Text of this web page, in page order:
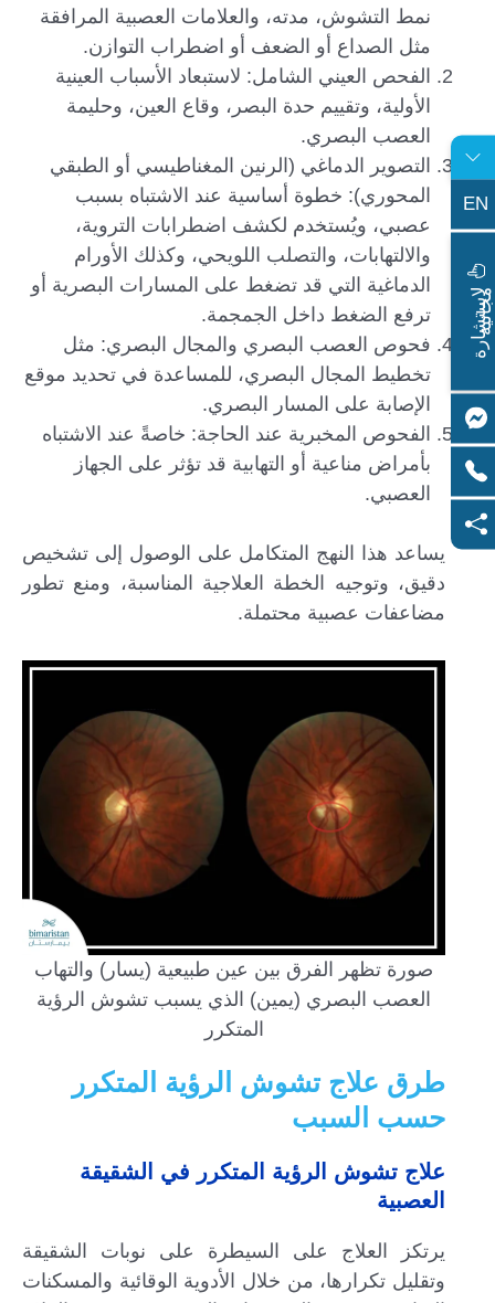
نمط التشوش، مدته، والعلامات العصبية المرافقة
مثل الصداع أو الضعف أو اضطراب التوازن.
الفحص العيني الشامل: لاستبعاد الأسباب العينية
الأولية، وتقييم حدة البصر، وقاع العين، وحليمة
العصب البصري.
التصوير الدماغي (الرنين المغناطيسي أو الطبقي
المحوري): خطوة أساسية عند الاشتباه بسبب
عصبي، ويُستخدم لكشف اضطرابات التروية،
والالتهابات، والتصلب اللويحي، وكذلك الأورام
الدماغية التي قد تضغط على المسارات البصرية أو
ترفع الضغط داخل الجمجمة.
فحوص العصب البصري والمجال البصري: مثل
تخطيط المجال البصري، للمساعدة في تحديد موقع
الإصابة على المسار البصري.
الفحوص المخبرية عند الحاجة: خاصةً عند الاشتباه
بأمراض مناعية أو التهابية قد تؤثر على الجهاز
العصبي.
يساعد هذا النهج المتكامل على الوصول إلى تشخيص
دقيق، وتوجيه الخطة العلاجية المناسبة، ومنع تطور
مضاعفات عصبية محتملة.
صورة تظهر الفرق بين عين طبيعية (يسار) والتهاب
العصب البصري (يمين) الذي يسبب تشوش الرؤية
المتكرر
طرق علاج تشوش الرؤية المتكرر
حسب السبب
علاج تشوش الرؤية المتكرر في الشقيقة
العصبية
يرتكز العلاج على السيطرة على نوبات الشقيقة
وتقليل تكرارها، من خلال الأدوية الوقائية والمسكنات
EN
ل
ا
س
ت
ش
ا
ر
ة
م
ج
ا
ن
ي
ة